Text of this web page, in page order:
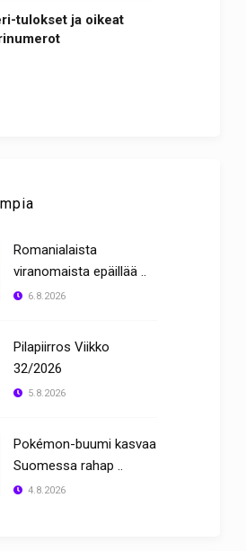
tulokset ja oikeat
Romanialaista
viranomaista epäillää ..
6.8.2026
Pilapiirros Viikko
32/2026
5.8.2026
Pokémon-buumi kasvaa
Suomessa rahap ..
4.8.2026